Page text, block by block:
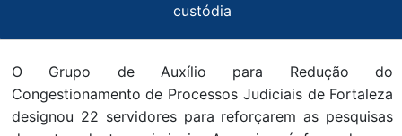
custódia
O Grupo de Auxílio para Redução do
Congestionamento de Processos Judiciais de Fortaleza
designou 22 servidores para reforçarem as pesquisas